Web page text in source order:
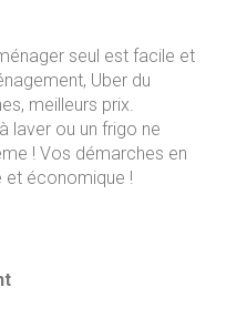
seul est facile et
Uber du
meilleurs prix.
laver ou un frigo ne
! Vos démarches en
et économique !